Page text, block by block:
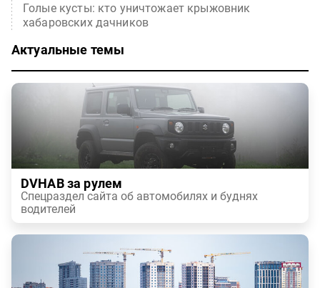
Голые кусты: кто уничтожает крыжовник
хабаровских дачников
Актуальные темы
DVHAB за рулем
Спецраздел сайта об автомобилях и буднях
водителей